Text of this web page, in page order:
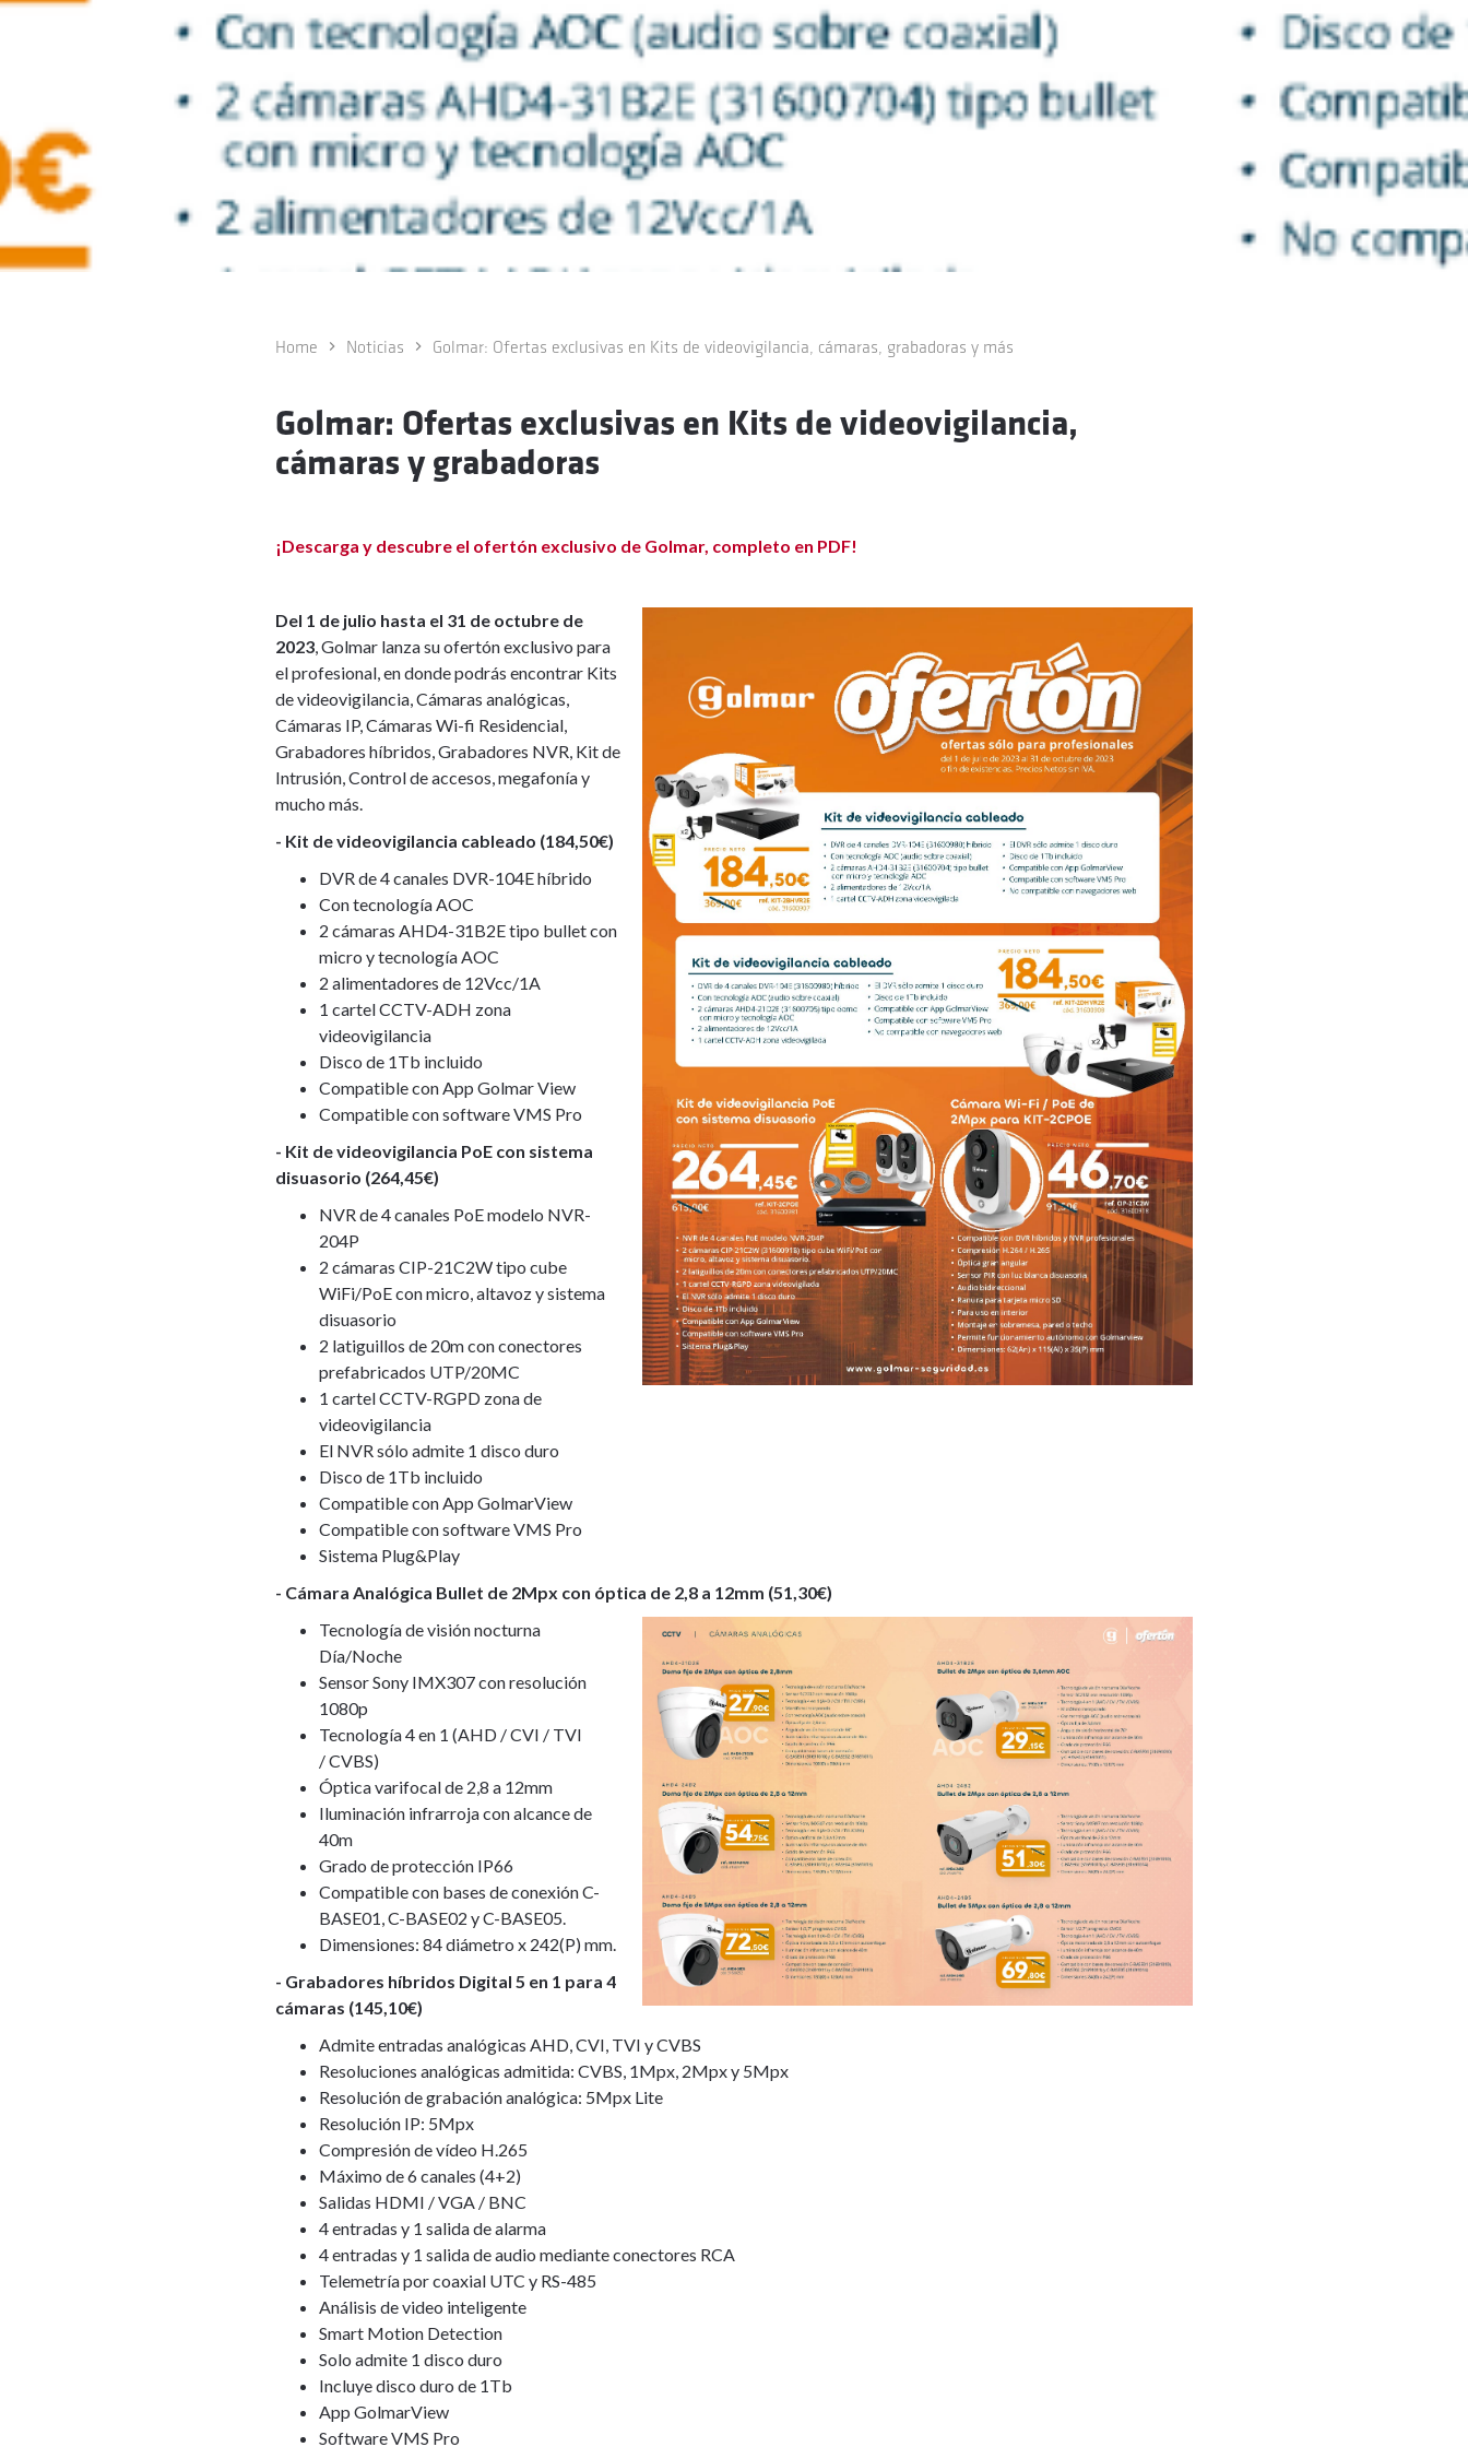
Home Noticias Golmar: Ofertas exclusivas en Kits de videovigilancia, cámaras, grabadoras y más
Golmar: Ofertas exclusivas en Kits de videovigilancia,
cámaras y grabadoras
¡Descarga y descubre el ofertón exclusivo de Golmar, completo en PDF!
Del 1 de julio hasta el 31 de octubre de
2023, Golmar lanza su ofertón exclusivo para
el profesional, en donde podrás encontrar Kits
de videovigilancia, Cámaras analógicas,
Cámaras IP, Cámaras Wi-fi Residencial,
Grabadores híbridos, Grabadores NVR, Kit de
Intrusión, Control de accesos, megafonía y
mucho más.
- Kit de videovigilancia cableado (184,50€)
DVR de 4 canales DVR-104E híbrido
Con tecnología AOC
2 cámaras AHD4-31B2E tipo bullet con
micro y tecnología AOC
2 alimentadores de 12Vcc/1A
1 cartel CCTV-ADH zona
videovigilancia
Disco de 1Tb incluido
Compatible con App Golmar View
Compatible con software VMS Pro
- Kit de videovigilancia PoE con sistema
disuasorio (264,45€)
NVR de 4 canales PoE modelo NVR-
204P
2 cámaras CIP-21C2W tipo cube
WiFi/PoE con micro, altavoz y sistema
disuasorio
2 latiguillos de 20m con conectores
prefabricados UTP/20MC
1 cartel CCTV-RGPD zona de
videovigilancia
El NVR sólo admite 1 disco duro
Disco de 1Tb incluido
Compatible con App GolmarView
Compatible con software VMS Pro
Sistema Plug&Play
- Cámara Analógica Bullet de 2Mpx con óptica de 2,8 a 12mm (51,30€)
Tecnología de visión nocturna
Día/Noche
Sensor Sony IMX307 con resolución
1080p
Tecnología 4 en 1 (AHD / CVI / TVI
/ CVBS)
Óptica varifocal de 2,8 a 12mm
Iluminación infrarroja con alcance de
40m
Grado de protección IP66
Compatible con bases de conexión C-
BASE01, C-BASE02 y C-BASE05.
Dimensiones: 84 diámetro x 242(P) mm.
- Grabadores híbridos Digital 5 en 1 para 4
cámaras (145,10€)
Admite entradas analógicas AHD, CVI, TVI y CVBS
Resoluciones analógicas admitida: CVBS, 1Mpx, 2Mpx y 5Mpx
Resolución de grabación analógica: 5Mpx Lite
Resolución IP: 5Mpx
Compresión de vídeo H.265
Máximo de 6 canales (4+2)
Salidas HDMI / VGA / BNC
4 entradas y 1 salida de alarma
4 entradas y 1 salida de audio mediante conectores RCA
Telemetría por coaxial UTC y RS-485
Análisis de video inteligente
Smart Motion Detection
Solo admite 1 disco duro
Incluye disco duro de 1Tb
App GolmarView
Software VMS Pro